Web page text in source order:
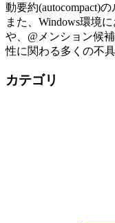
動要約(autocompact)
また、Windows環境
や、@メンション候
性に関わる多くの不
カテゴリ